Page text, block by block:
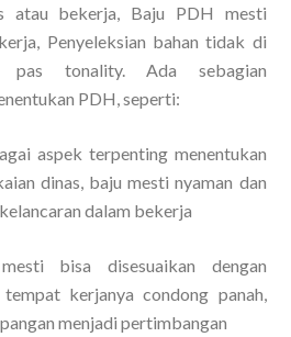
atau bekerja, Baju PDH mesti
Penyeleksian bahan tidak di
pas tonality. Ada sebagian
PDH, seperti:
aspek terpenting menentukan
dinas, baju mesti nyaman dan
dalam bekerja
bisa disesuaikan dengan
kerjanya condong panah,
menjadi pertimbangan